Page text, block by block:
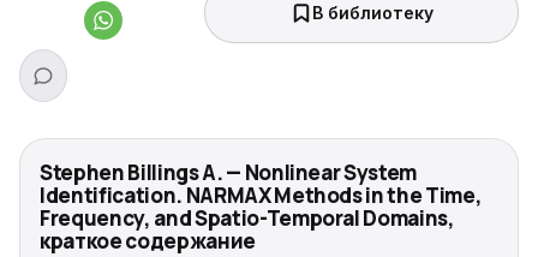
В библиотеку
Stephen Billings A. — Nonlinear System
Identification. NARMAX Methods in the Time,
Frequency, and Spatio-Temporal Domains,
краткое содержание